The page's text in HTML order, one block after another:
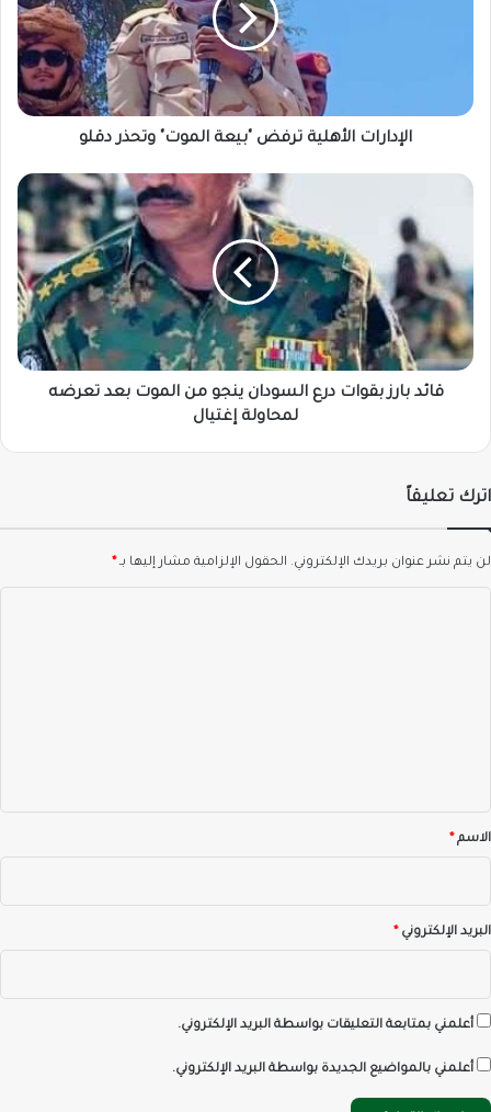
الإدارات الأهلية ترفض "بيعة الموت" وتحذر دقلو
قائد
السودان
ينجو
من
الموت
بعد
تعرضهقائد بارز بقوات درع السودان ينجو من الموت بعد تعرضه
لمحاولة إغتيال
اترك تعليقاً
لن يتم نشر عنوان بريدك الإلكتروني. الحقول الإلزامية مشار إليها بـ *
*الاسم *
البريد الإلكتروني *
أعلمني بمتابعة التعليقات بواسطة البريد الإلكتروني.
أعلمني بالمواضيع الجديدة بواسطة البريد الإلكتروني.